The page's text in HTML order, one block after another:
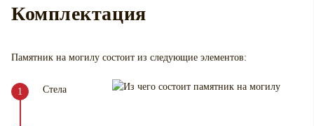
Комплектация
Памятник на могилу состоит из следующие элементов:
Стела